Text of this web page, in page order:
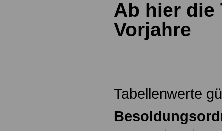
Ab hier die
Vorjahre
Tabellenwerte